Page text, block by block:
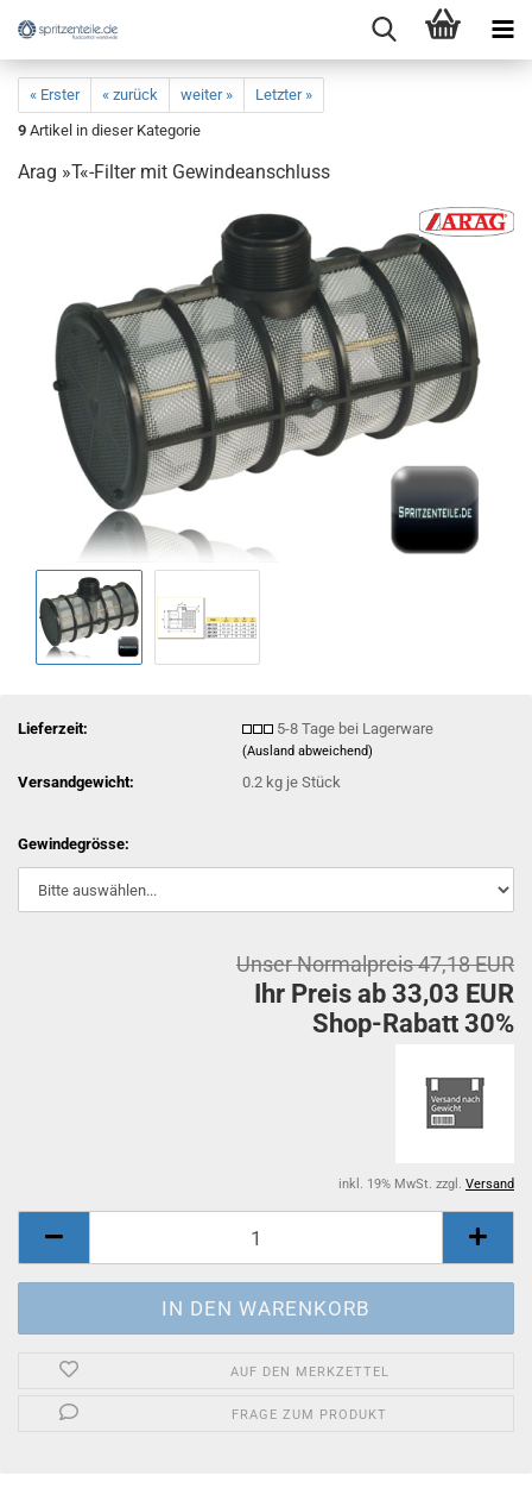
« Erster « zurück weiter »
Letzter »
9 Artikel in dieser Kategorie
Arag »T«-Filter mit Gewindeanschluss
Lieferzeit: 5-8 Tage bei Lagerware
(Ausland abweichend)
Versandgewicht: 0.2 kg je Stück
Gewindegrösse:
Unser Normalpreis 47,18 EUR
Ihr Preis ab 33,03 EUR
Shop-Rabatt 30%
inkl. 19% MwSt. zzgl. Versand
AUF DEN MERKZETTEL
FRAGE ZUM PRODUKT